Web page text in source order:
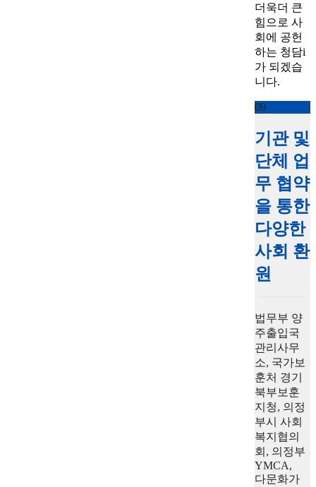
더욱더 큰
힘으로 사
회에 공헌
하는 청담i
가 되겠습
니다.
09
기관 및
단체 업
무 협약
을 통한
다양한
사회 환
원
법무부 양
주출입국
관리사무
소, 국가보
훈처 경기
북부보훈
지청, 의정
부시 사회
복지협의
회, 의정부
YMCA,
다문화가